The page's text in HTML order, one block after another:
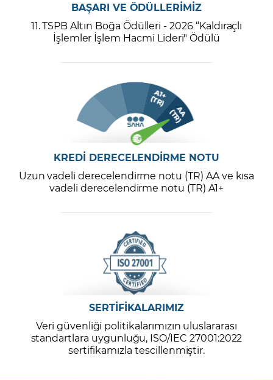
BAŞARI VE ÖDÜLLERİMİZ
11. TSPB Altın Boğa Ödülleri - 2026 “Kaldıraçlı
İşlemler İşlem Hacmi Lideri" Ödülü
KREDİ DERECELENDİRME NOTU
Uzun vadeli derecelendirme notu (TR) AA ve kısa
vadeli derecelendirme notu (TR) A1+
SERTİFİKALARIMIZ
Veri güvenliği politikalarımızın uluslararası
standartlara uygunluğu, ISO/IEC 27001:2022
sertifikamızla tescillenmiştir.